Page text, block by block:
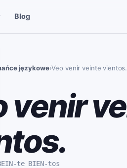
Blog
językowe›Veo venir veinte vientos.
venir
te BIEN-tos